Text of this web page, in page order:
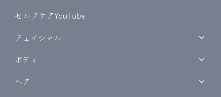
セルフケアYouTube
フェイシャル
ボディ
ヘア